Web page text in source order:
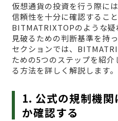
仮想通貨の投資を行う際に
信頼性を十分に確認するこ
BITMATRIXTOPのような
見破るための判断基準を持
セクションでは、
ための5つのステップを紹
る方法を詳しく解説します。
1. 公式の規制機
か確認する